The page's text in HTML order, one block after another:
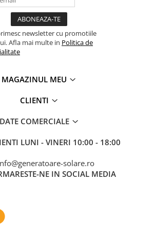
newsletter cu promotiile
Afla mai multe in Politica de
MAGAZINUL MEU
CLIENTI
DATE COMERCIALE
LUNI - VINERI 10:00 - 18:00
solare.ro
NE IN SOCIAL MEDIA